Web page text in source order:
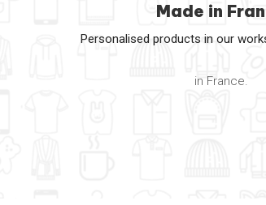
Made in
Personalised products in our
in France.